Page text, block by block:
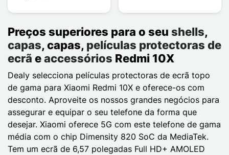
Preços superiores para o seu shells,
capas, capas, películas protectoras de
ecrã eaccessórios Redmi 10X
Dealy selecciona películas protectoras de ecrã topo
de gama para Xiaomi Redmi 10X e oferece-os com
desconto. Aproveite os nossos grandes negócios para
assegurar e equipar o seu telefone da forma que
desejar. Xiaomi oferece 5G com este telefone de gama
média com o chip Dimensity 820 SoC da MediaTek.
Tem um ecrã de 6,57 polegadas Full HD+ AMOLED